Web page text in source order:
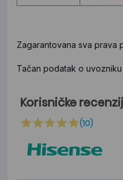
Zagarantovana sva prava
Tačan podatak o
Korisničke
(10)